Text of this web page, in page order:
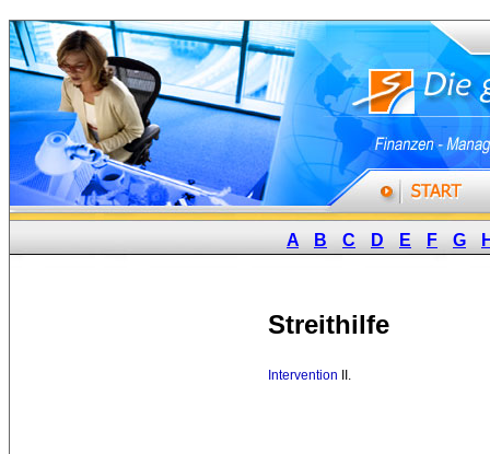
A B C D E F G
Streithilfe
Intervention II.